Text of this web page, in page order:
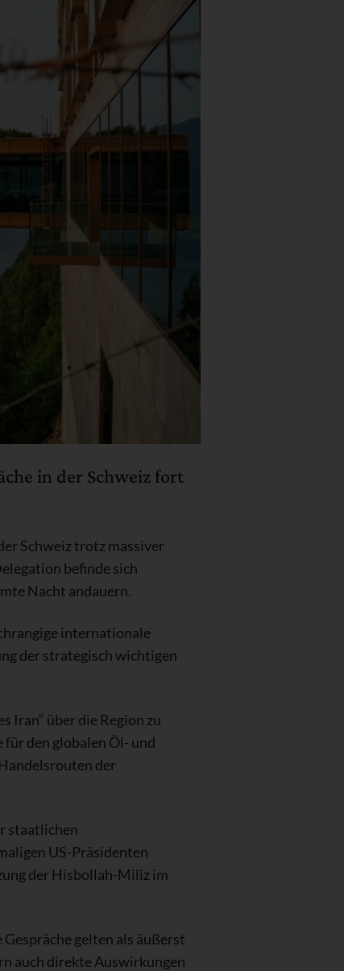
in der Schweiz fort
Schweiz trotz massiver
befinde sich
Nacht andauern.
internationale
der strategisch wichtigen
Iran“ über die Region zu
für den globalen Öl- und
der
staatlichen
US-Präsidenten
der Hisbollah-Miliz im
gelten als äußerst
auch direkte Auswirkungen